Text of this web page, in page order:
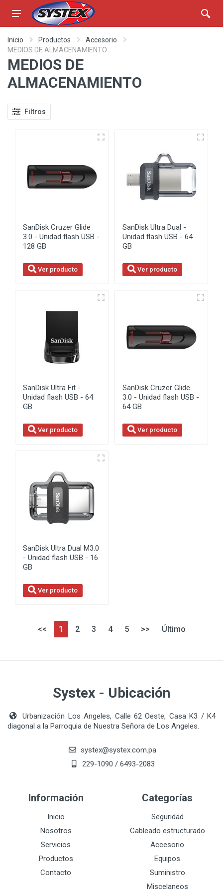
Inicio Productos
Accesorio
MEDIOS DE ALMACENAMIENTO
MEDIOS DE
ALMACENAMIENTO
Filtros
SanDisk Cruzer Glide
3.0 - Unidad flash USB -
128 GB
Ver producto
SanDisk Ultra Dual -
Unidad flash USB - 64
GB
Ver producto
SanDisk Ultra Fit -
Unidad flash USB - 64
GB
Ver producto
SanDisk Cruzer Glide
3.0 - Unidad flash USB -
64 GB
Ver producto
SanDisk Ultra Dual M3.0
- Unidad flash USB - 16
GB
Ver producto
<< 1 2 3 4 5 >> Último
Systex - Ubicación
Urbanización Los Angeles, Calle 62 Oeste, Casa K3 / K4
diagonal a la Parroquia de Nuestra Señora de Los Angeles.
systex@systex.com.pa
229-1090 / 6493-2083
Información
Inicio
Nosotros
Servicios
Productos
Contacto
Categorías
Seguridad
Cableado estructurado
Accesorio
Equipos
Suministro
Miscelaneos